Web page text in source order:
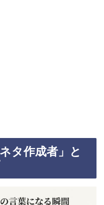
タ作成者」と